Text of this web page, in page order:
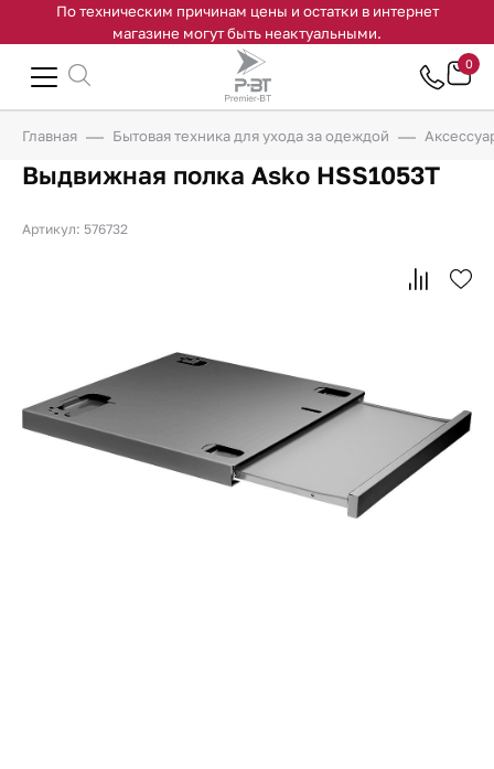
По техническим причинам цены и остатки в интернет
магазине могут быть неактуальными.
0
Главная Бытовая техника для ухода за одеждой
Выдвижная полка Asko HSS1053T
Артикул: 576732